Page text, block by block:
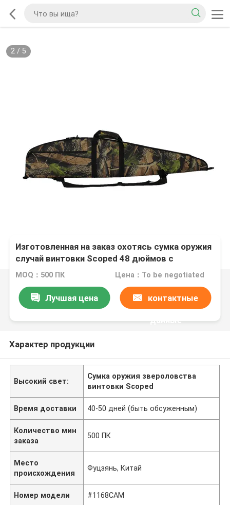
2/ 5
Изготовленная на заказ охотясь сумка оружия
случай винтовки Scoped 48 дюймов с
плечевым ремнем для на открытом воздухе
MOQ：500 ПК Цена：To be negotiated
Лучшая цена контактные
данные
Характер продукции
Высокий свет:
Сумка оружия звероловства
винтовки Scoped
Время доставки 40-50 дней (быть обсуженным)
Количество мин
заказа
500 ПК
Место
происхождения
Фуцзянь, Китай
Номер модели #1168CAM